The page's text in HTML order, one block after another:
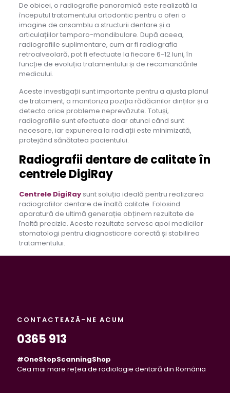
De obicei, o radiografie panoramică este realizată la
începutul tratamentului ortodontic pentru a oferi o
imagine de ansamblu a structurii dentare și a
articulațiilor temporo-mandibulare. După aceea,
radiografiile suplimentare, cum ar fi radiografia
retroalveolară, pot fi efectuate la fiecare 6-12 luni, în
funcție de evoluția tratamentului și de recomandările
medicului.
Aceste investigații sunt importante pentru a ajusta planul
de tratament, a monitoriza poziția rădăcinilor dinților și a
detecta orice probleme neprevăzute. Totuși,
radiografiile sunt efectuate doar atunci când sunt
necesare, iar expunerea la radiații este minimizată,
protejând sănătatea pacientului.
Radiografii dentare de calitate în
centrele DigiRay
Centrele DigiRaysunt soluția ideală pentru realizarea
radiografiilor dentare de înaltă calitate. Folosind
aparatură de ultimă generație obținem rezultate de
înaltă precizie. Aceste rezultate servesc apoi medicilor
stomatologi pentru diagnosticare corectă și stabilirea
tratamentului.
CONTACTEAZĂ-NE ACUM
0365 913
#OneStopScanningShop
Cea mai mare rețea de radiologie dentară din România